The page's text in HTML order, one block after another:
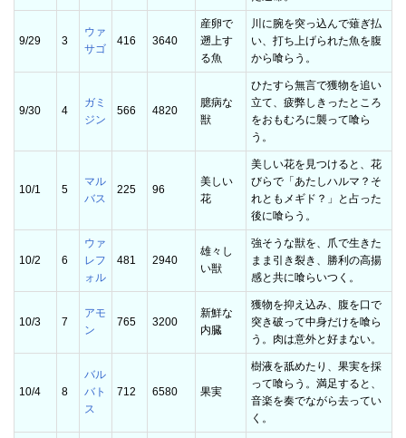
9/29 3
ウァ
サゴ
416 3640
産卵で
遡上す
る魚
川に腕を突っ込んで薙ぎ払
い、打ち上げられた魚を腹
から喰らう。
9/30 4
ガミ
ジン
566 4820
臆病な
獣
ひたすら無言で獲物を追い
立て、疲弊しきったところ
をおもむろに襲って喰ら
う。
10/1 5
マル
バス
225 96
美しい
花
美しい花を見つけると、花
びらで「あたしハルマ？そ
れともメギド？」と占った
後に喰らう。
10/2 6
ウァ
レフ
ォル
481 2940
雄々し
い獣
強そうな獣を、爪で生きた
まま引き裂き、勝利の高揚
感と共に喰らいつく。
10/3 7
アモ
ン
765 3200
新鮮な
内臓
獲物を抑え込み、腹を口で
突き破って中身だけを喰ら
う。肉は意外と好まない。
10/4 8
バル
バト
ス
712 6580 果実
樹液を舐めたり、果実を採
って喰らう。満足すると、
音楽を奏でながら去ってい
く。